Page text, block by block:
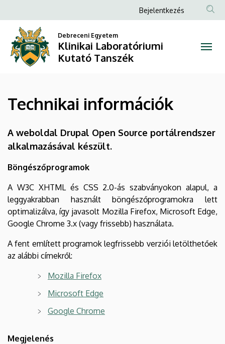
információk
Klinikai
Laboratóriumi
Kutató
Tanszék
a
tartalomra
Anonim
fiók
menüje
Bejelentkezés
Debreceni Egyetem
Klinikai Laboratóriumi
Kutató Tanszék
Technikai információk
A weboldal Drupal Open Source portálrendszer
alkalmazásával készült.
Böngészőprogramok
A W3C XHTML és CSS 2.0-ás szabványokon alapul, a
leggyakrabban használt böngészőprogramokra lett
optimalizálva, így javasolt Mozilla Firefox, Microsoft Edge,
Google Chrome 3.x (vagy frissebb) használata.
A fent említett programok legfrissebb verziói letölthetőek
az alábbi címekről:
Mozilla Firefox
Microsoft Edge
Google Chrome
Megjelenés